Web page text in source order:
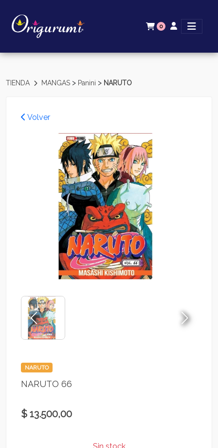
0
TIENDA MANGAS > Panini > NARUTO
Volver
NARUTO
NARUTO 66
$ 13.500,00